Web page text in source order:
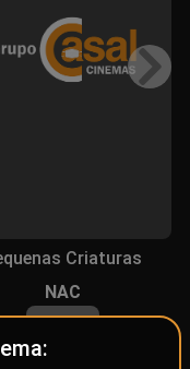
Criaturas
NAC